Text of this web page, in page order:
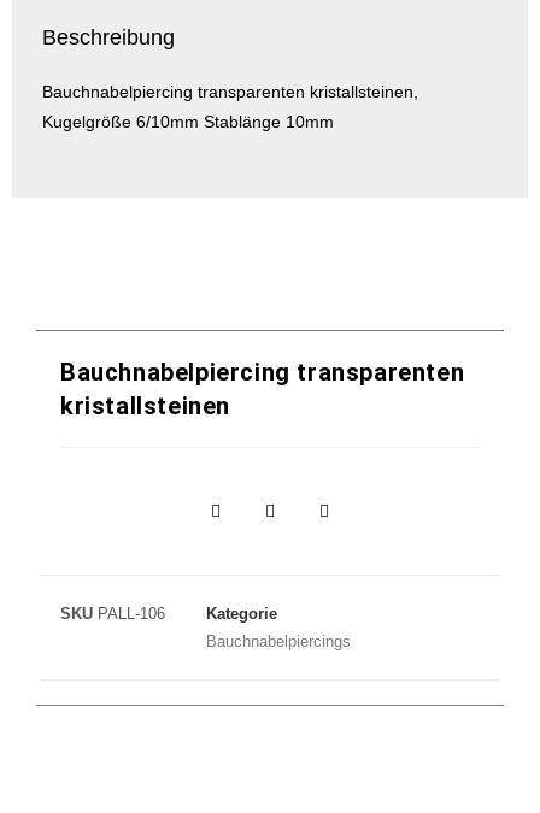
Beschreibung
Bauchnabelpiercing transparenten kristallsteinen,
Kugelgröße 6/10mm Stablänge 10mm
Bauchnabelpiercing transparenten
kristallsteinen
SKU PALL-106
Kategorie
Bauchnabelpiercings